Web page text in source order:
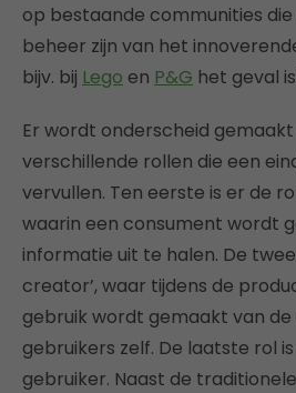
op bestaande communities
beheer zijn van het
bijv. bij Lego en P&G het geval
Er wordt onderscheid
verschillende rollen die een
vervullen. Ten eerste is er de
waarin een consument wordt
informatie uit te halen. De
creator’, waar tijdens de
gebruik wordt gemaakt van de
gebruikers zelf. De laatste rol
gebruiker. Naast de